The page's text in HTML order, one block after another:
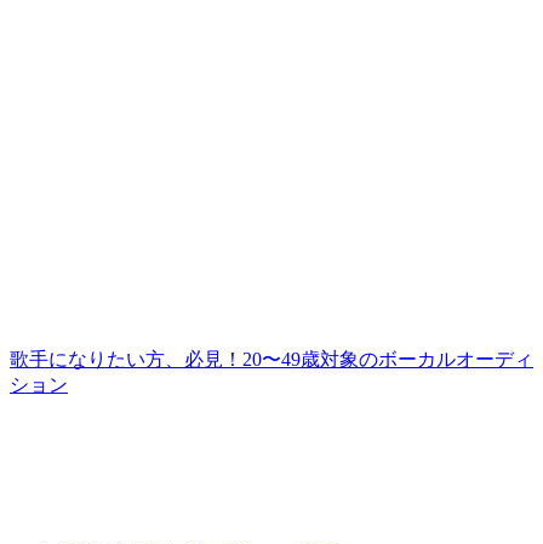
歌手になりたい方、必見！20〜49歳対象のボーカルオーディ
ション